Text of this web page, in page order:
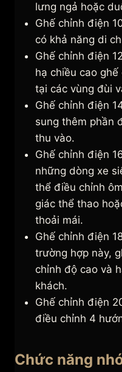
lưng ngả hoặc
Ghế chỉnh điện
có khả năng di
Ghế chỉnh điện
hạ chiều cao
tại các vùng đùi
Ghế chỉnh điện
sung thêm phần
thu vào.
Ghế chỉnh điện
những dòng xe
thể điều chỉnh
giác thể thao
thoải mái.
Ghế chỉnh điện
trường hợp này,
chỉnh độ cao và
khách.
Ghế chỉnh điện
điều chỉnh 4
Chức năng